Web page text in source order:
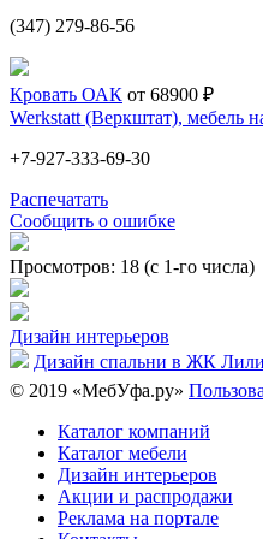
(347) 279-86-56
Кровать ОАК от 68900 ₽
Werkstatt (Веркштат), мебель
+7-927-333-69-30
Распечатать
Сообщить о ошибке
Просмотров: 18 (с 1-го числа)
Дизайн интерьеров
Дизайн спальни в ЖК
© 2019 «МебУфа.ру»
Каталог компаний
Каталог мебели
Дизайн интерьеров
Акции и распродажи
Реклама на портале